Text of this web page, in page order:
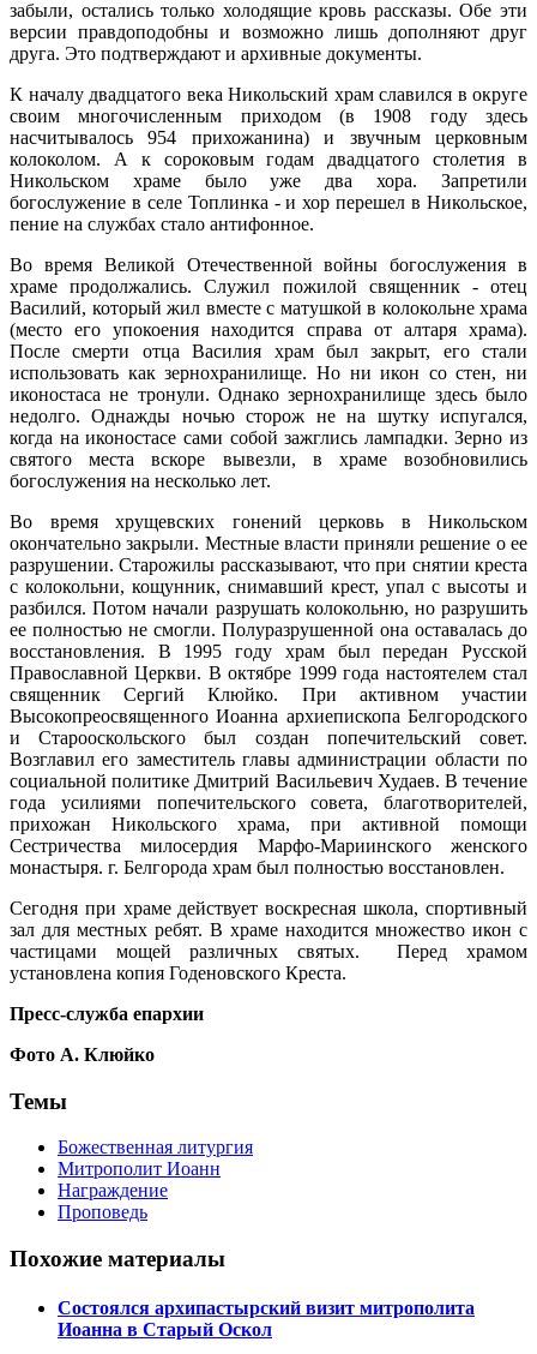
забыли, остались только холодящие кровь рассказы. Обе эти
версии правдоподобны и возможно лишь дополняют друг
друга. Это подтверждают и архивные документы.
К началу двадцатого века Никольский храм славился в округе
своим многочисленным приходом (в 1908 году здесь
насчитывалось 954 прихожанина) и звучным церковным
колоколом. А к сороковым годам двадцатого столетия в
Никольском храме было уже два хора. Запретили
богослужение в селе Топлинка - и хор перешел в Никольское,
пение на службах стало антифонное.
Во время Великой Отечественной войны богослужения в
храме продолжались. Служил пожилой священник - отец
Василий, который жил вместе с матушкой в колокольне храма
(место его упокоения находится справа от алтаря храма).
После смерти отца Василия храм был закрыт, его стали
использовать как зернохранилище. Но ни икон со стен, ни
иконостаса не тронули. Однако зернохранилище здесь было
недолго. Однажды ночью сторож не на шутку испугался,
когда на иконостасе сами собой зажглись лампадки. Зерно из
святого места вскоре вывезли, в храме возобновились
богослужения на несколько лет.
Во время хрущевских гонений церковь в Никольском
окончательно закрыли. Местные власти приняли решение о ее
разрушении. Старожилы рассказывают, что при снятии креста
с колокольни, кощунник, снимавший крест, упал с высоты и
разбился. Потом начали разрушать колокольню, но разрушить
ее полностью не смогли. Полуразрушенной она оставалась до
восстановления. В 1995 году храм был передан Русской
Православной Церкви. В октябре 1999 года настоятелем стал
священник Сергий Клюйко. При активном участии
Высокопреосвященного Иоанна архиепископа Белгородского
и Старооскольского был создан попечительский совет.
Возглавил его заместитель главы администрации области по
социальной политике Дмитрий Васильевич Худаев. В течение
года усилиями попечительского совета, благотворителей,
прихожан Никольского храма, при активной помощи
Сестричества милосердия Марфо-Мариинского женского
монастыря. г. Белгорода храм был полностью восстановлен.
Сегодня при храме действует воскресная школа, спортивный
зал для местных ребят. В храме находится множество икон с
частицами мощей различных святых. Перед храмом
установлена копия Годеновского Креста.
Пресс-служба епархии
Фото А. Клюйко
Темы
Божественная литургия
Митрополит Иоанн
Награждение
Проповедь
Похожие материалы
Состоялся архипастырский визит митрополита
Иоанна в Старый Оскол